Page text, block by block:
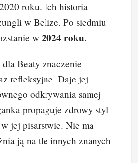
roku. Ich historia
w Belize. Po siedmiu
w 2024 roku.
dla Beaty znaczenie
refleksyjne. Daje jej
odkrywania samej
propaguje zdrowy styl
jej pisarstwie. Nie ma
ją na tle innych znanych